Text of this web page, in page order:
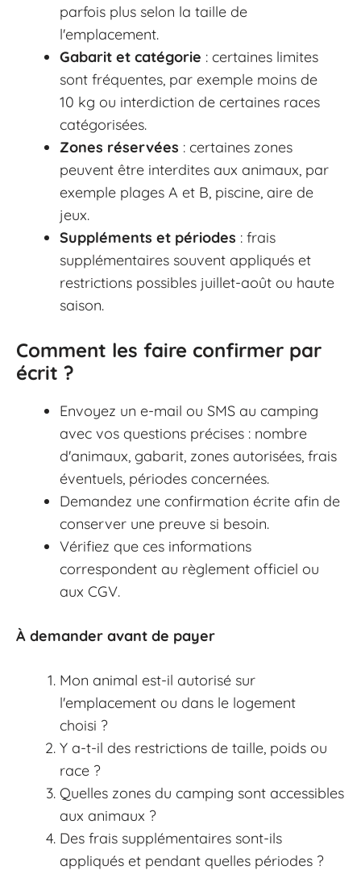
parfois plus selon la taille de
l'emplacement.
Gabarit et catégorie : certaines limites
sont fréquentes, par exemple moins de
10 kg ou interdiction de certaines races
catégorisées.
Zones réservées : certaines zones
peuvent être interdites aux animaux, par
exemple plages A et B, piscine, aire de
jeux.
Suppléments et périodes : frais
supplémentaires souvent appliqués et
restrictions possibles juillet-août ou haute
saison.
Comment les faire confirmer par
écrit ?
Envoyez un e-mail ou SMS au camping
avec vos questions précises : nombre
d'animaux, gabarit, zones autorisées, frais
éventuels, périodes concernées.
Demandez une confirmation écrite afin de
conserver une preuve si besoin.
Vérifiez que ces informations
correspondent au règlement officiel ou
aux CGV.
À demander avant de payer
Mon animal est-il autorisé sur
l'emplacement ou dans le logement
choisi ?
Y a-t-il des restrictions de taille, poids ou
race ?
Quelles zones du camping sont accessibles
aux animaux ?
Des frais supplémentaires sont-ils
appliqués et pendant quelles périodes ?